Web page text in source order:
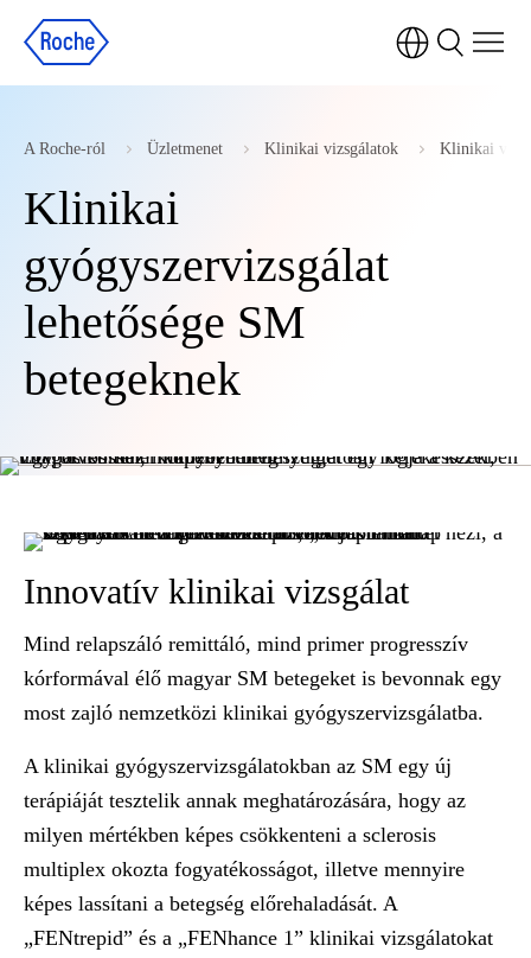
A Roche-ról Üzletmenet Klinikai vizsgálatok Klinikai
Klinikai
gyógyszervizsgálat
lehetősége SM
betegeknek
Innovatív klinikai vizsgálat
Mind relapszáló remittáló, mind primer progresszív
kórformával élő magyar SM betegeket is bevonnak egy
most zajló nemzetközi klinikai gyógyszervizsgálatba.
A klinikai gyógyszervizsgálatokban az SM egy új
terápiáját tesztelik annak meghatározására, hogy az
milyen mértékben képes csökkenteni a sclerosis
multiplex okozta fogyatékosságot, illetve mennyire
képes lassítani a betegség előrehaladását. A
„FENtrepid” és a „FENhance 1” klinikai vizsgálatokat